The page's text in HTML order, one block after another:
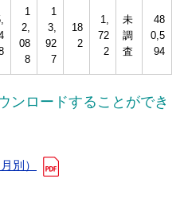
1
2,
08
8
1
3,
92
7
18
2
1,
72
2
未
調
査
48
0,5
94
ンロードすることができ
別）